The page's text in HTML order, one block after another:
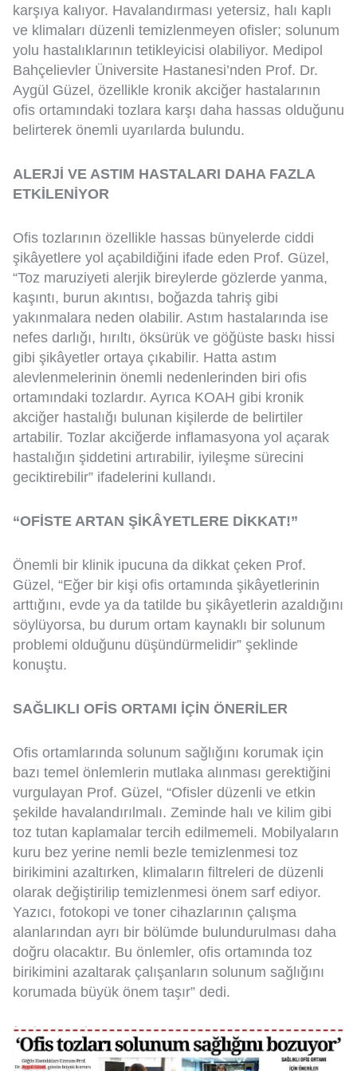
karşıya kalıyor. Havalandırması yetersiz, halı kaplı
ve klimaları düzenli temizlenmeyen ofisler; solunum
yolu hastalıklarının tetikleyicisi olabiliyor. Medipol
Bahçelievler Üniversite Hastanesi’nden Prof. Dr.
Aygül Güzel, özellikle kronik akciğer hastalarının
ofis ortamındaki tozlara karşı daha hassas olduğunu
belirterek önemli uyarılarda bulundu.
ALERJİ VE ASTIM HASTALARI DAHA FAZLA
ETKİLENİYOR
Ofis tozlarının özellikle hassas bünyelerde ciddi
şikâyetlere yol açabildiğini ifade eden Prof. Güzel,
“Toz maruziyeti alerjik bireylerde gözlerde yanma,
kaşıntı, burun akıntısı, boğazda tahriş gibi
yakınmalara neden olabilir. Astım hastalarında ise
nefes darlığı, hırıltı, öksürük ve göğüste baskı hissi
gibi şikâyetler ortaya çıkabilir. Hatta astım
alevlenmelerinin önemli nedenlerinden biri ofis
ortamındaki tozlardır. Ayrıca KOAH gibi kronik
akciğer hastalığı bulunan kişilerde de belirtiler
artabilir. Tozlar akciğerde inflamasyona yol açarak
hastalığın şiddetini artırabilir, iyileşme sürecini
geciktirebilir” ifadelerini kullandı.
“OFİSTE ARTAN ŞİKÂYETLERE DİKKAT!”
Önemli bir klinik ipucuna da dikkat çeken Prof.
Güzel, “Eğer bir kişi ofis ortamında şikâyetlerinin
arttığını, evde ya da tatilde bu şikâyetlerin azaldığını
söylüyorsa, bu durum ortam kaynaklı bir solunum
problemi olduğunu düşündürmelidir” şeklinde
konuştu.
SAĞLIKLI OFİS ORTAMI İÇİN ÖNERİLER
Ofis ortamlarında solunum sağlığını korumak için
bazı temel önlemlerin mutlaka alınması gerektiğini
vurgulayan Prof. Güzel, “Ofisler düzenli ve etkin
şekilde havalandırılmalı. Zeminde halı ve kilim gibi
toz tutan kaplamalar tercih edilmemeli. Mobilyaların
kuru bez yerine nemli bezle temizlenmesi toz
birikimini azaltırken, klimaların filtreleri de düzenli
olarak değiştirilip temizlenmesi önem sarf ediyor.
Yazıcı, fotokopi ve toner cihazlarının çalışma
alanlarından ayrı bir bölümde bulundurulması daha
doğru olacaktır. Bu önlemler, ofis ortamında toz
birikimini azaltarak çalışanların solunum sağlığını
korumada büyük önem taşır” dedi.